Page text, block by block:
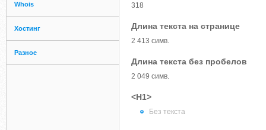
Whois
Хостинг
Разное
318
Длина текста на странице
2 413 симв.
Длина текста без пробелов
2 049 симв.
<H1>
Без текста